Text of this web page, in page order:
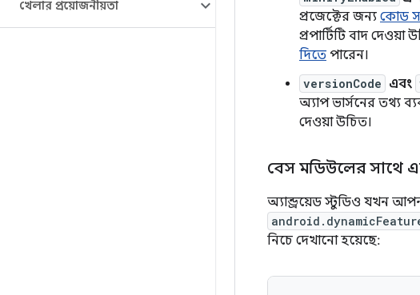
খেলার প্রয়োজনীয়তা
প্রজেক্টের জন্য কোড
প্রপার্টিটি বাদ
দিতে পারেন।
versionCode এবং
অ্যাপ ভার্সনের তথ্য
দেওয়া উচিত।
বেস মডিউলের সাথে
অ্যান্ড্রয়েড স্টুডিও যখন
নিচে দেখানো হয়েছে: